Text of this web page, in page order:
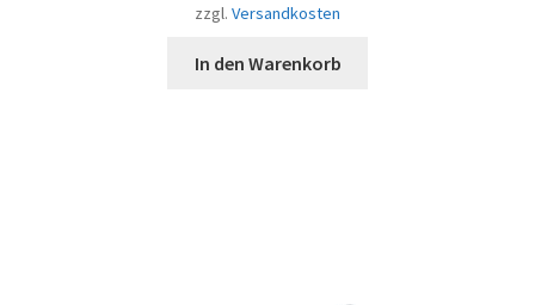
zzgl. Versandkosten
In den Warenkorb